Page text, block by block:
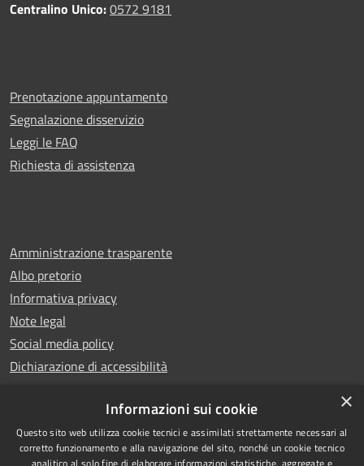
Centralino Unico:0572 9181
Prenotazione appuntamento
Segnalazione disservizio
Leggi le FAQ
Richiesta di assistenza
Amministrazione trasparente
Albo pretorio
Informativa privacy
Note legal
Social media policy
Dichiarazione di accessibilità
RSS
Copyright © 2025 Comune di
×
Informazioni sui cookie
Questo sito web utilizza cookie tecnici e assimilati strettamente necessari al
corretto funzionamento e alla navigazione del sito, nonché un cookie tecnico